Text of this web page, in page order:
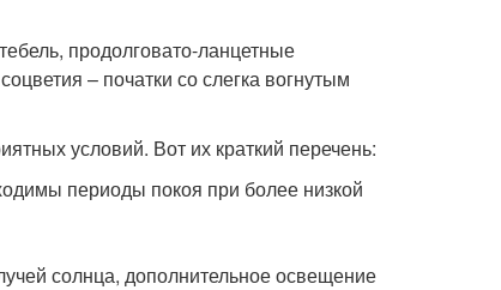
продолговато-ланцетные
– початки со слегка вогнутым
условий. Вот их краткий перечень:
периоды покоя при более низкой
солнца, дополнительное освещение